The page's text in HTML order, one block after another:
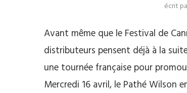
écrit
Avant même que le Festival de
distributeurs pensent déjà à la
une tournée française pour
Mercredi 16 avril, le Pathé Wilson